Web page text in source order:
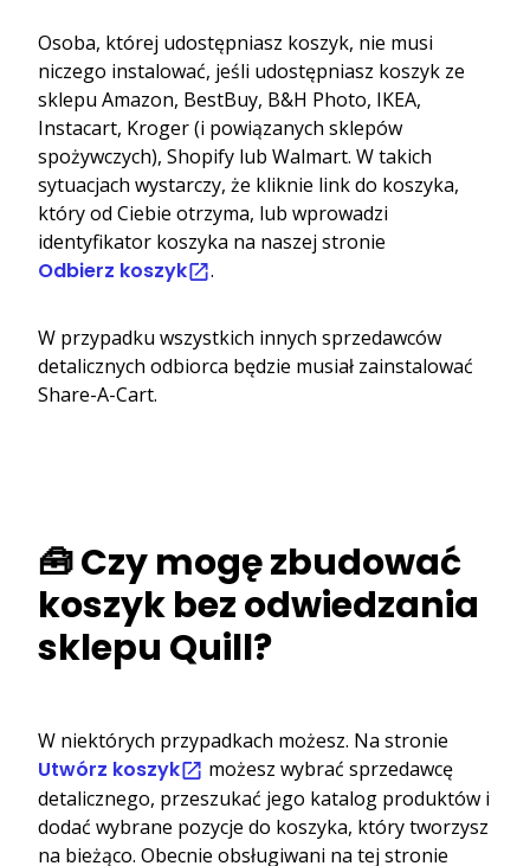
Osoba, której udostępniasz koszyk, nie musi
niczego instalować, jeśli udostępniasz koszyk ze
sklepu Amazon, BestBuy, B&H Photo, IKEA,
Instacart, Kroger (i powiązanych sklepów
spożywczych), Shopify lub Walmart. W takich
sytuacjach wystarczy, że kliknie link do koszyka,
który od Ciebie otrzyma, lub wprowadzi
identyfikator koszyka na naszej stronie
Odbierz koszyk .
W przypadku wszystkich innych sprzedawców
detalicznych odbiorca będzie musiał zainstalować
Share-A-Cart.
🧰 Czy mogę zbudować
koszyk bez odwiedzania
sklepu Quill?
W niektórych przypadkach możesz. Na stronie
Utwórz koszyk
możesz wybrać sprzedawcę
detalicznego, przeszukać jego katalog produktów i
dodać wybrane pozycje do koszyka, który tworzysz
na bieżąco. Obecnie obsługiwani na tej stronie